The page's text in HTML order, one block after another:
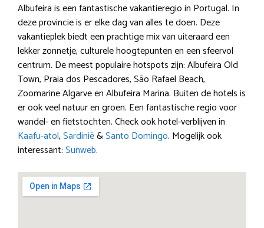
Albufeira is een fantastische vakantieregio in Portugal. In
deze provincie is er elke dag van alles te doen. Deze
vakantieplek biedt een prachtige mix van uiteraard een
lekker zonnetje, culturele hoogtepunten en een sfeervol
centrum. De meest populaire hotspots zijn: Albufeira Old
Town, Praia dos Pescadores, São Rafael Beach,
Zoomarine Algarve en Albufeira Marina. Buiten de hotels is
er ook veel natuur en groen. Een fantastische regio voor
wandel- en fietstochten. Check ook hotel-verblijven in
Kaafu-atol,Sardinië&Santo Domingo. Mogelijk ook
interessant:Sunweb.